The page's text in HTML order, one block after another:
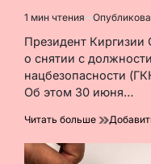
Расчётное
время
чтения
1 мин чтения
Президент
о снятии с
нацбезопасности
Об этом 30 июня…
Читать больше